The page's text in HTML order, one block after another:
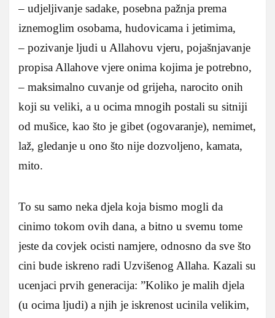
– udjeljivanje sadake, posebna pažnja prema
iznemoglim osobama, hudovicama i jetimima,
– pozivanje ljudi u Allahovu vjeru, pojašnjavanje
propisa Allahove vjere onima kojima je potrebno,
– maksimalno cuvanje od grijeha, narocito onih
koji su veliki, a u ocima mnogih postali su sitniji
od mušice, kao što je gibet (ogovaranje), nemimet,
laž, gledanje u ono što nije dozvoljeno, kamata,
mito.
To su samo neka djela koja bismo mogli da
cinimo tokom ovih dana, a bitno u svemu tome
jeste da covjek ocisti namjere, odnosno da sve što
cini bude iskreno radi Uzvišenog Allaha. Kazali su
ucenjaci prvih generacija: ”Koliko je malih djela
(u ocima ljudi) a njih je iskrenost ucinila velikim,